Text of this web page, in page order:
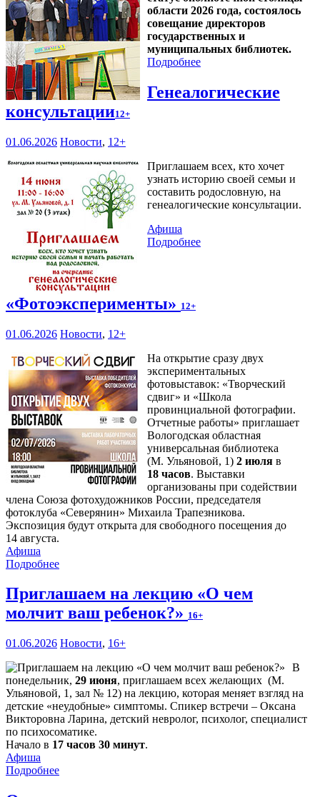
области 2026 года, состоялось
совещание директоров
государственных и
муниципальных библиотек.
Подробнее
Генеалогические
консультации12+
01.06.2026 Новости, 12+
Приглашаем всех, кто хочет
узнать историю своей семьи и
составить родословную, на
генеалогические консультации.
Афиша
Подробнее
«Фотоэксперименты» 12+
01.06.2026 Новости, 12+
На открытие сразу двух
экспериментальных
фотовыставок: «Творческий
сдвиг» и «Школа
провинциальной фотографии.
Отчетные работы» приглашает
Вологодская областная
универсальная библиотека
(М. Ульяновой, 1) 2 июля в
18 часов. Выставки
организованы при содействии
члена Союза фотохудожников России, председателя
фотоклуба «Северянин» Михаила Трапезникова.
Экспозиция будут открыта для свободного посещения до
14 августа.
Афиша
Подробнее
Приглашаем на лекцию «О чем
молчит ваш ребенок?» 16+
01.06.2026 Новости, 16+
В
понедельник, 29 июня, приглашаем всех желающих (М.
Ульяновой, 1, зал № 12) на лекцию, которая меняет взгляд на
детские «неудобные» симптомы. Спикер встречи – Оксана
Викторовна Ларина, детский невролог, психолог, специалист
по психосоматике.
Начало в 17 часов 30 минут.
Афиша
Подробнее